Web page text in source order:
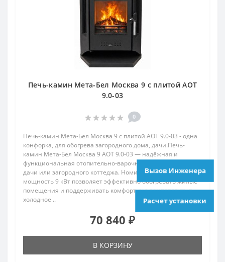
Печь-камин Мета-Бел Москва 9 с плитой АОТ
9.0-03
0
Печь-камин Мета-Бел Москва 9 с плитой АОТ 9.0-03 - одна
конфорка, для обогрева загородного дома, дачи.Печь-
камин Мета-Бел Москва 9 АОТ 9.0-03 — надёжная и
функциональная отопительно-варочная печь для дома,
дачи или загородного коттеджа. Номинальная тепловая
мощность 9 кВт позволяет эффективно обогревать жилые
помещения и поддерживать комфортную температуру в
холодное ..
70 840 ₽
В КОРЗИНУ
Расчет установки
Вызов Инженера